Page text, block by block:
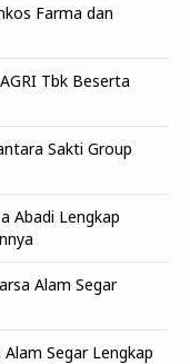
Farma dan
Tbk Beserta
Sakti Group
Abadi Lengkap
Alam Segar
Segar Lengkap